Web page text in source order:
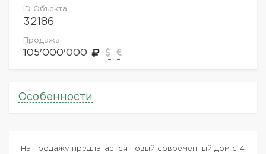
ID Объекта:
32186
Продажа:
105'000'000
Особенности
На продажу предлагается новый современный дом с 4